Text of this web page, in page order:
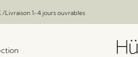
/Livraison 1-4 jours ouvrables